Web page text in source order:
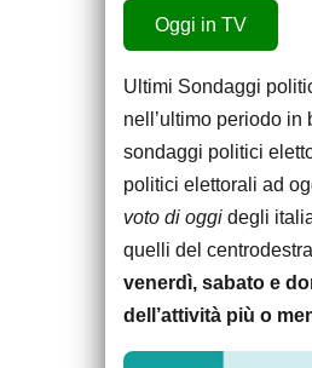
Oggi in TV
Ultimi Sondaggi
nell’ultimo periodo in
sondaggi politici
politici elettorali ad
voto di oggi degli
quelli del
venerdì, sabato e
dell’attività più o